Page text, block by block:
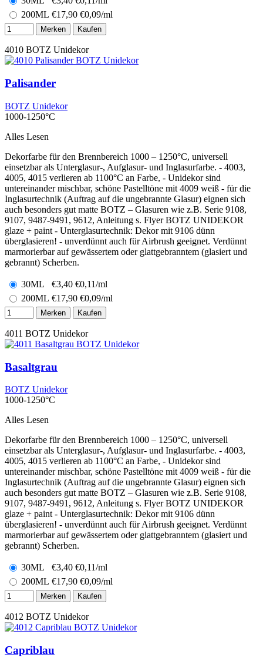
200ML €17,90 €0,09/ml
Merken Kaufen
4010 BOTZ Unidekor
Palisander
BOTZ Unidekor
1000-1250°C
Alles Lesen
Dekorfarbe für den Brennbereich 1000 – 1250°C, universell
einsetzbar als Unterglasur-, Aufglasur- und Inglasurfarbe. - 4003,
4005, 4015 verlieren ab 1100°C an Farbe, - Unidekor sind
untereinander mischbar, schöne Pastelltöne mit 4009 weiß - für die
Inglasurtechnik (Auftrag auf die ungebrannte Glasur) eignen sich
auch besonders gut matte BOTZ – Glasuren wie z.B. Serie 9108,
9107, 9487-9491, 9612, Anleitung s. Flyer BOTZ UNIDEKOR
glaze + paint - Unterglasurtechnik: Dekor mit 9106 dünn
überglasieren! - unverdünnt auch für Airbrush geeignet. Verdünnt
marmorierbar auf gewässertem oder glattgebranntem (glasiert und
gebrannt) Scherben.
30ML €3,40 €0,11/ml
200ML €17,90 €0,09/ml
Merken Kaufen
4011 BOTZ Unidekor
Basaltgrau
BOTZ Unidekor
1000-1250°C
Alles Lesen
Dekorfarbe für den Brennbereich 1000 – 1250°C, universell
einsetzbar als Unterglasur-, Aufglasur- und Inglasurfarbe. - 4003,
4005, 4015 verlieren ab 1100°C an Farbe, - Unidekor sind
untereinander mischbar, schöne Pastelltöne mit 4009 weiß - für die
Inglasurtechnik (Auftrag auf die ungebrannte Glasur) eignen sich
auch besonders gut matte BOTZ – Glasuren wie z.B. Serie 9108,
9107, 9487-9491, 9612, Anleitung s. Flyer BOTZ UNIDEKOR
glaze + paint - Unterglasurtechnik: Dekor mit 9106 dünn
überglasieren! - unverdünnt auch für Airbrush geeignet. Verdünnt
marmorierbar auf gewässertem oder glattgebranntem (glasiert und
gebrannt) Scherben.
30ML €3,40 €0,11/ml
200ML €17,90 €0,09/ml
Merken Kaufen
4012 BOTZ Unidekor
Capriblau